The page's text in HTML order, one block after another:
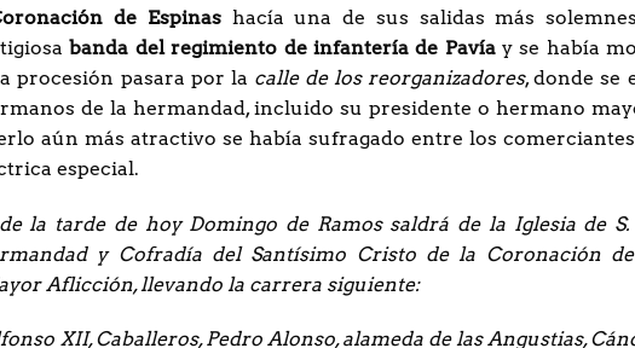
de Espinashacía una de sus salidas más
banda del regimiento de infantería de Pavíay se había
procesión pasara por la calle de los reorganizadores, donde se
de la hermandad, incluido su presidente o hermano
aún más atractivo se había sufragado entre los
especial.
la tarde de hoy Domingo de Ramos saldrá de la Iglesia de
y Cofradía del Santísimo Cristo de la Coronación
Aflicción, llevando la carrera siguiente:
XII, Caballeros, Pedro Alonso, alameda de las Angustias,